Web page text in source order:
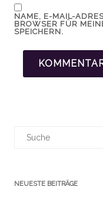
NAME, E-MAIL-
BROWSER FÜR
SPEICHERN.
NEUESTE BEITRÄGE